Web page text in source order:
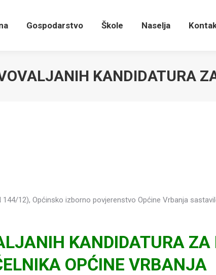
Gospodarstvo Škole Naselja
KANDIDATURA
12), Općinsko izborno povjerenstvo Općine Vrbanja
KANDIDATURA ZA
OPĆINE VRBANJA
Gospodarstvo Škole Naselja